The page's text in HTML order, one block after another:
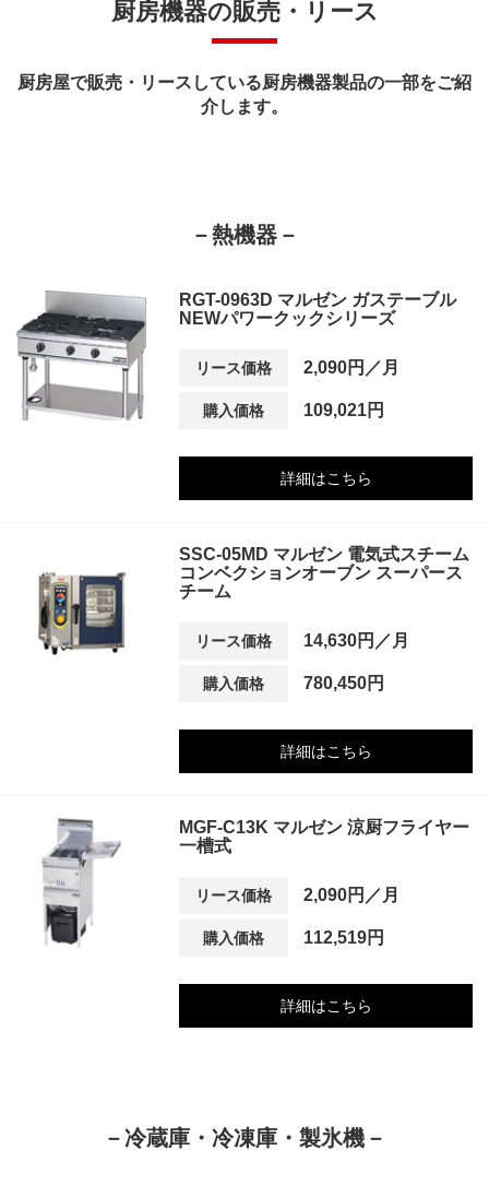
厨房機器の販売・リース
厨房屋で販売・リースしている厨房機器製品の一部をご紹
介します。
－熱機器－
RGT-0963D マルゼン ガステーブル
NEWパワークックシリーズ
リース価格 2,090円／月
購入価格 109,021円
詳細はこちら
SSC-05MD マルゼン 電気式スチーム
コンベクションオーブン スーパース
チーム
リース価格 14,630円／月
購入価格 780,450円
詳細はこちら
MGF-C13K マルゼン 涼厨フライヤー
一槽式
リース価格 2,090円／月
購入価格 112,519円
詳細はこちら
－冷蔵庫・冷凍庫・製氷機－